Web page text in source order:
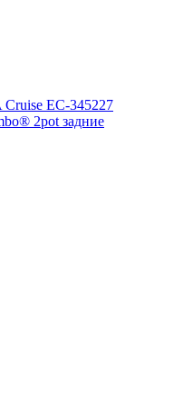
EC-345227
2pot задние